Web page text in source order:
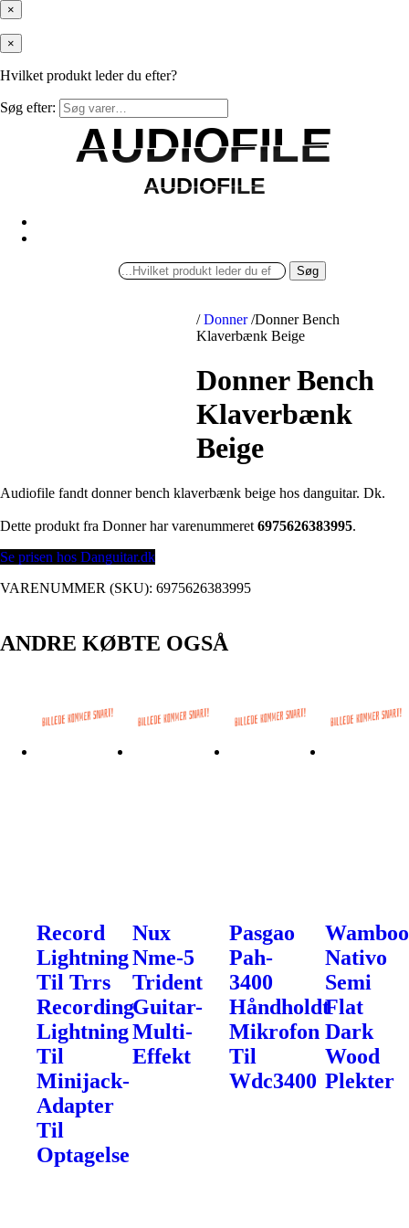
×
×
Hvilket produkt leder du efter?
Søg efter:
AUDIOFILE
AUDIOFILE
AUDIOFILE
AUDIOFILE
Søg
/ Donner /Donner Bench
Klaverbænk Beige
Donner Bench
Klaverbænk
Beige
Audiofile fandt donner bench klaverbænk beige hos danguitar. Dk.
Dette produkt fra Donner har varenummeret 6975626383995.
Se prisen hos Danguitar.dk
VARENUMMER (SKU): 6975626383995
ANDRE KØBTE OGSÅ
Record
Lightning
Til Trrs
Recording
Lightning
Til
Minijack-
Adapter
Til
Optagelse
Nux
Nme-5
Trident
Guitar-
Multi-
Effekt
Pasgao
Pah-
3400
Håndholdt
Mikrofon
Til
Wdc3400
Nativo
Semi
Flat
Dark
Wood
Plekter